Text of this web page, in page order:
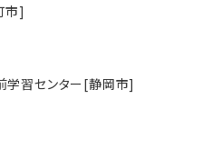
市]
学習センター[静岡市]